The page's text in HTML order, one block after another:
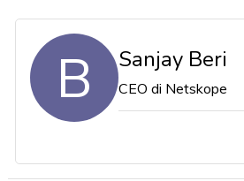
B Sanjay Beri
CEO di Netskope